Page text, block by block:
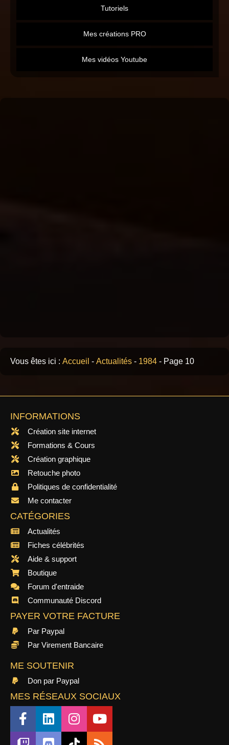
Tutoriels
Mes créations PRO
Mes vidéos Youtube
Vous êtes ici : Accueil - Actualités - 1984 - Page 10
INFORMATIONS
Création site internet
Formations & Cours
Création graphique
Retouche photo
Politiques de confidentialité
Me contacter
CATÉGORIES
Actualités
Fiches célébrités
Aide & support
Boutique
Forum d'entraide
Communauté Discord
PAYER VOTRE FACTURE
Par Paypal
Par Virement Bancaire
ME SOUTENIR
Don par Paypal
MES RÉSEAUX SOCIAUX